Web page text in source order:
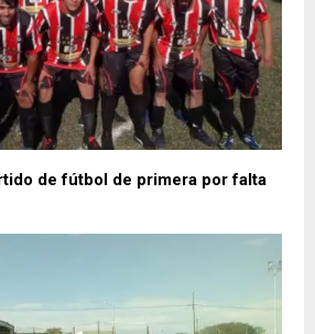
de fútbol de primera por falta